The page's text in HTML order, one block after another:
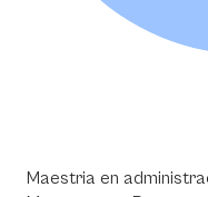
Maestria en